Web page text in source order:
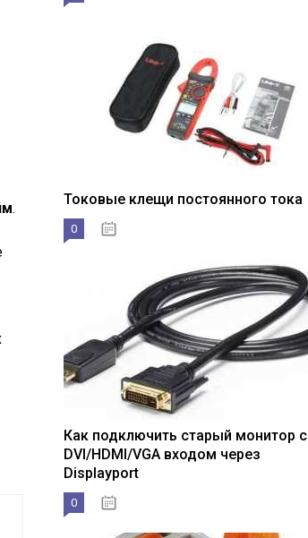
.
Токовые клещи постоянного тока
0
Как подключить старый монитор с
DVI/HDMI/VGA входом через
Displayport
0